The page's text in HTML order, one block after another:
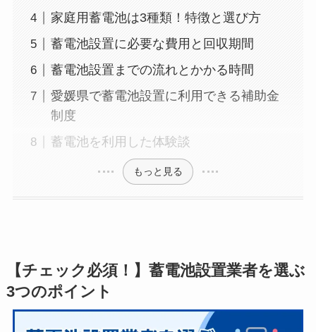
家庭用蓄電池は3種類！特徴と選び方
蓄電池設置に必要な費用と回収期間
蓄電池設置までの流れとかかる時間
愛媛県で蓄電池設置に利用できる補助金
制度
蓄電池を利用した体験談
もっと見る
【チェック必須！】蓄電池設置業者を選ぶ
3つのポイント